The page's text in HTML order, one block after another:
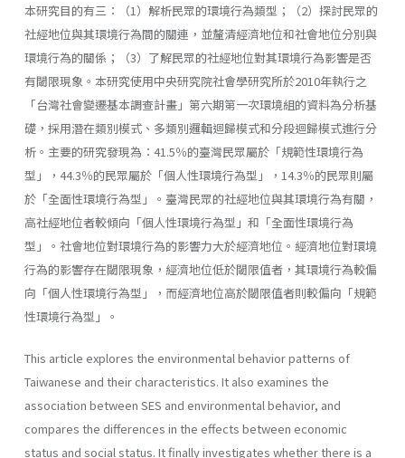
本研究目的有三：（1）解析民眾的環境行為類型；（2）探討民眾的
社經地位與其環境行為間的關連，並釐清經濟地位和社會地位分別與
環境行為的關係；（3）了解民眾的社經地位對其環境行為影響是否
有閾限現象。本研究使用中央研究院社會學研究所於2010年執行之
「台灣社會變遷基本調查計畫」第六期第一次環境組的資料為分析基
礎，採用潛在類別模式、多類別邏輯迴歸模式和分段迴歸模式進行分
析。主要的研究發現為：41.5％的臺灣民眾屬於「規範性環境行為
型」，44.3％的民眾屬於「個人性環境行為型」，14.3％的民眾則屬
於「全面性環境行為型」。臺灣民眾的社經地位與其環境行為有關，
高社經地位者較傾向「個人性環境行為型」和「全面性環境行為
型」。社會地位對環境行為的影響力大於經濟地位。經濟地位對環境
行為的影響存在閾限現象，經濟地位低於閾限值者，其環境行為較偏
向「個人性環境行為型」，而經濟地位高於閾限值者則較偏向「規範
性環境行為型」。
This article explores the environmental behavior patterns of
Taiwanese and their characteristics. It also examines the
association between SES and environmental behavior, and
compares the differences in the effects between economic
status and social status. It finally investigates whether there is a